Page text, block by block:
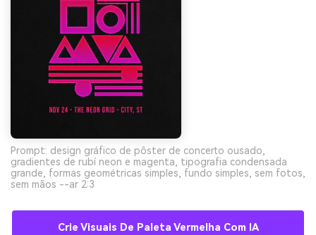
Prompt: design gráfico de pôster de concerto ousado,
gradientes de rubí neon e magenta, tipografia condensada
grande, formas geométricas simples, fundo simples, sem fotos,
sem mãos --ar 2:3
Crie Visuais De Paleta Vermelha Com IA